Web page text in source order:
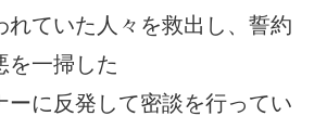
れていた人々を救出し、誓約
を一掃した
ーに反発して密談を行ってい